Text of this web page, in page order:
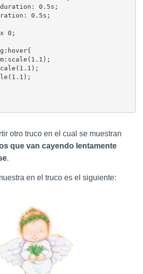
0.5s;
0.5s;
0;
otro truco en el cual se muestran
que van cayendo lentamente
.
en el truco es el siguiente: